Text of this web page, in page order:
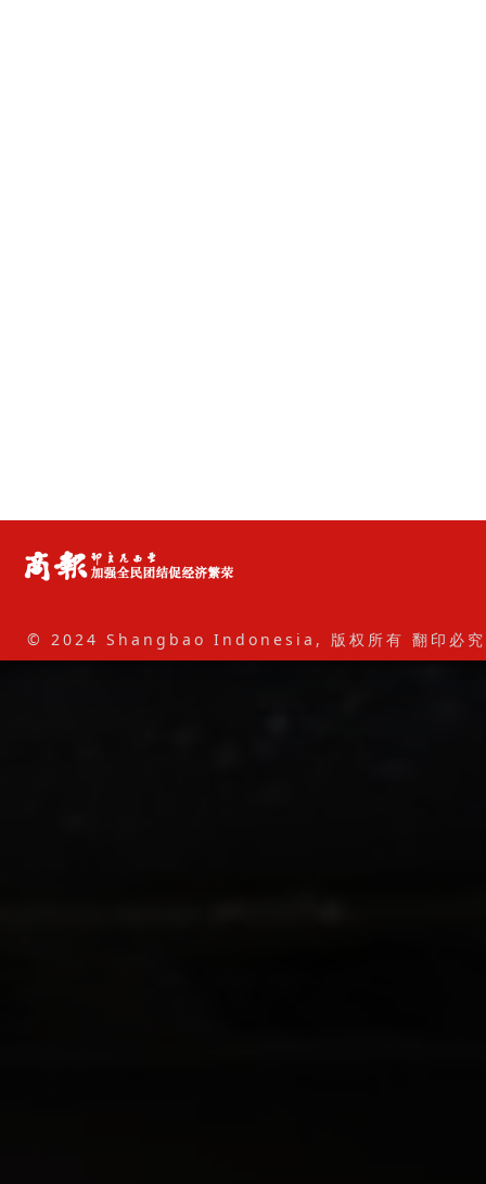
© 2024 Shangbao Indonesia, 版权所有 翻印必